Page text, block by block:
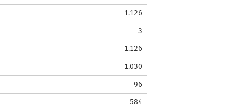
1.126
3
1.126
1.030
96
584